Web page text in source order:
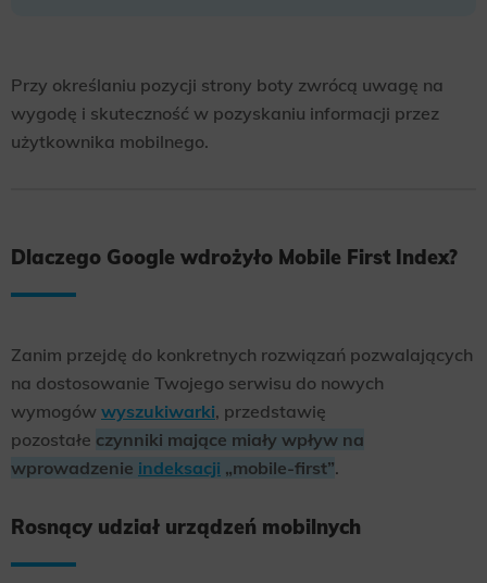
Przy określaniu pozycji strony boty zwrócą uwagę na
wygodę i skuteczność w pozyskaniu informacji przez
użytkownika mobilnego.
Dlaczego Google wdrożyło Mobile First Index?
Zanim przejdę do konkretnych rozwiązań pozwalających
na dostosowanie Twojego serwisu do nowych
wymogów wyszukiwarki, przedstawię
pozostałe czynniki mające miały wpływ na
wprowadzenie indeksacji „mobile-first”.
Rosnący udział urządzeń mobilnych